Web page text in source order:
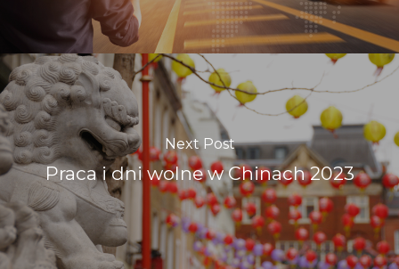
Next Post
Praca i dni wolne w Chinach 2023